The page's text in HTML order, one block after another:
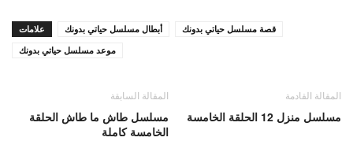
علامات أبطال مسلسل حياتي بدونك
قصة مسلسل حياتي بدونك
موعد مسلسل حياتي بدونك
المقالة السابقة
مسلسل طاش ما طاش الحلقة
الخامسة كاملة
المقالة القادمة
مسلسل منزل 12 الحلقة الخامسة